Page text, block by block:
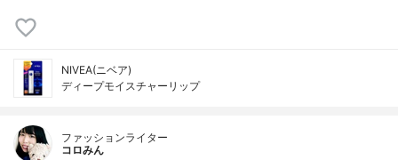
NIVEA(ニベア)
ディープモイスチャーリップ
ファッションライター
コロみん